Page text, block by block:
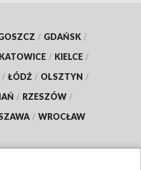
/ GDAŃSK /
KATOWICE / KIELCE /
/ ŁÓDŹ / OLSZTYN /
/ RZESZÓW /
/ WROCŁAW